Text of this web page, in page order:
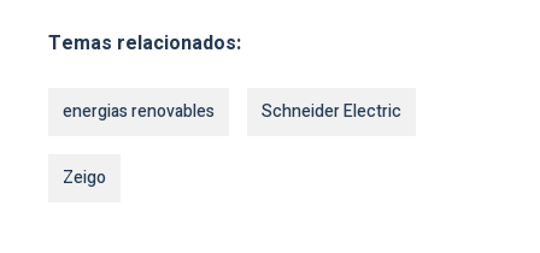
Temas relacionados:
energias renovables Schneider Electric
Zeigo